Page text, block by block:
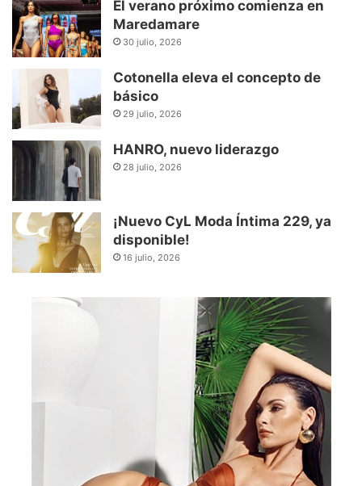
El verano próximo comienza en
Maredamare
30 julio, 2026
Cotonella eleva el concepto de
básico
29 julio, 2026
HANRO, nuevo liderazgo
28 julio, 2026
¡Nuevo CyL Moda Íntima 229, ya
disponible!
16 julio, 2026